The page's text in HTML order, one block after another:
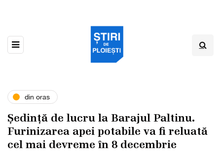
din oras
Ședință de lucru la Barajul Paltinu.
Furinizarea apei potabile va fi reluată
cel mai devreme în 8 decembrie